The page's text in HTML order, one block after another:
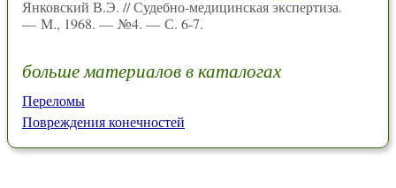
Янковский В.Э. // Судебно-медицинская экспертиза.
— М., 1968. — №4. — С. 6-7.
больше материалов в каталогах
Переломы
Повреждения конечностей